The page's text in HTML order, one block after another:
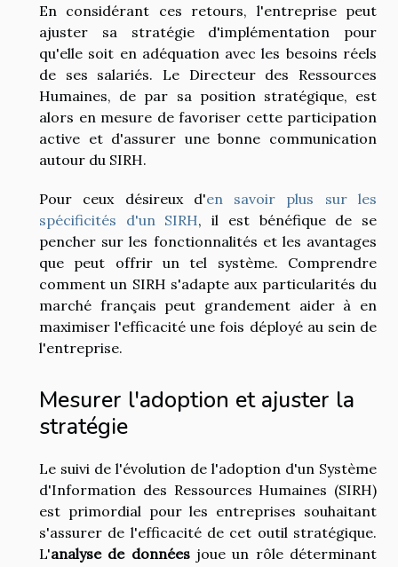
En considérant ces retours, l'entreprise peut
ajuster sa stratégie d'implémentation pour
qu'elle soit en adéquation avec les besoins réels
de ses salariés. Le Directeur des Ressources
Humaines, de par sa position stratégique, est
alors en mesure de favoriser cette participation
active et d'assurer une bonne communication
autour du SIRH.
Pour ceux désireux d'en savoir plus sur les
spécificités d'un SIRH, il est bénéfique de se
pencher sur les fonctionnalités et les avantages
que peut offrir un tel système. Comprendre
comment un SIRH s'adapte aux particularités du
marché français peut grandement aider à en
maximiser l'efficacité une fois déployé au sein de
l'entreprise.
Mesurer l'adoption et ajuster la
stratégie
Le suivi de l'évolution de l'adoption d'un Système
d'Information des Ressources Humaines (SIRH)
est primordial pour les entreprises souhaitant
s'assurer de l'efficacité de cet outil stratégique.
L'analyse de donnéesjoue un rôle déterminant